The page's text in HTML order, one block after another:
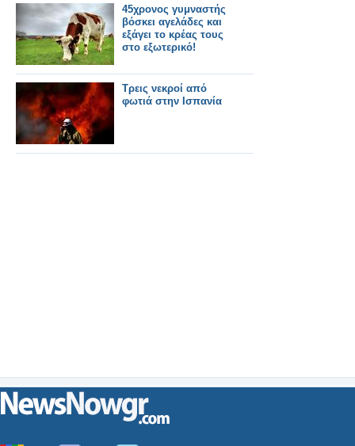
45χρονος γυμναστής
βόσκει αγελάδες και
εξάγει το κρέας τους
στο εξωτερικό!
Τρεις νεκροί από
φωτιά στην Ισπανία